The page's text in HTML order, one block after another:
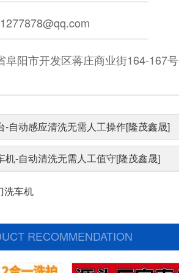
阜阳市开发区蒋庄商业街164-167号
-自动感应清洗无需人工操作[隆茂鑫晟]
机-自动清洗无需人工值守[隆茂鑫晟]
洗车机
RECOMMENDATION